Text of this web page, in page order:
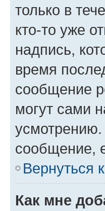
только в
кто-то уже
надпись,
время
сообщение
могут сами
усмотрению.
сообщение,
Вернуться
Как мне